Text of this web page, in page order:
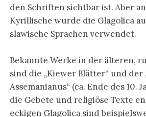
den Schriften sichtbar ist. Aber
Kyrillische wurde die Glagolica
slawische Sprachen verwendet.
Bekannte Werke in der älteren,
sind die „Kiewer Blätter“ und der
Assemanianus“ (ca. Ende des 10.
die Gebete und religiöse Texte
eckigen Glagolica sind